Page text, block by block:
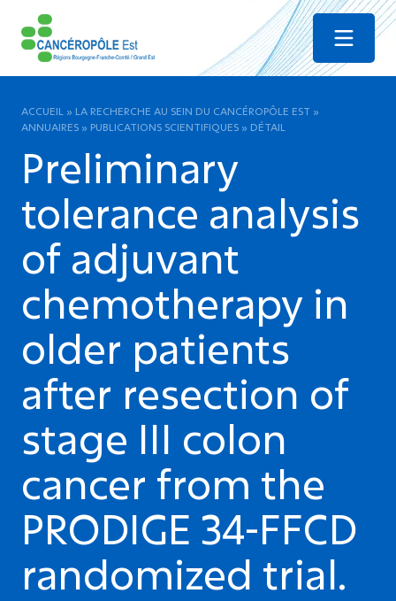
Menu
ACCUEIL » LA RECHERCHE AU SEIN DU CANCÉROPÔLE EST »
ANNUAIRES » PUBLICATIONS SCIENTIFIQUES » DÉTAIL
Preliminary
tolerance analysis
of adjuvant
chemotherapy in
older patients
after resection of
stage III colon
cancer from the
PRODIGE 34-FFCD
randomized trial.